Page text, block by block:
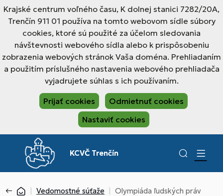
Krajské centrum voľného času, K dolnej stanici 7282/20A,
Trenčín 911 01 používa na tomto webovom sídle súbory
cookies, ktoré sú použité za účelom sledovania
návštevnosti webového sídla alebo k prispôsobeniu
zobrazenia webových stránok Vaša doména. Prehliadaním
a použitím príslušného nastavenia webového prehliadača
vyjadrujete súhlas s ich používaním.
Prijať cookies
Odmietnuť cookies
Nastaviť cookies
KCVČ Trenčín
Vedomostné súťaže Olympiáda ľudských práv